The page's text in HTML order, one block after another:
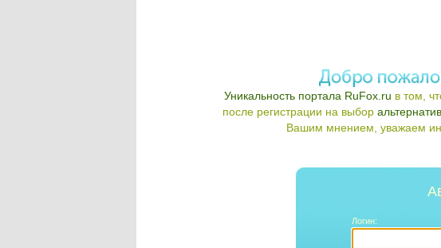
Уникальность портала RuFox.ru в том,
после регистрации на выбор
Вашим мнением, уважаем
Логин: